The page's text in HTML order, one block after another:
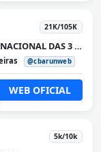
21K/105K
DAS 3 FRONTEIRAS
@cbarunweb
WEB OFICIAL
5k/10k